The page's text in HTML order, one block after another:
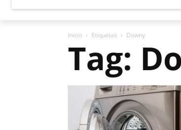
Inicio Etiquetas Downy
Tag: